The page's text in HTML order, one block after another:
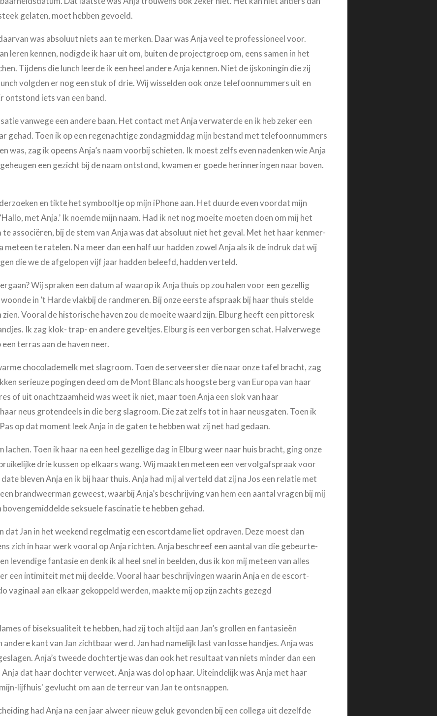
gelaten, moet hebben gevoeld.
was absoluut niets aan te merken. Daar was Anja veel te professioneel voor.
leren kennen, nodigde ik haar uit om, buiten de projectgroep om, eens samen in het
Tijdens die lunch leerde ik een heel andere Anja kennen. Niet de ijskoningin die zij
volgden er nog een stuk of drie. Wij wisselden ook onze telefoonnummers uit en
ontstond iets van een band.
vanwege een andere baan. Het contact met Anja verwaterde en ik heb zeker een
gehad. Toen ik op een regenachtige zondagmiddag mijn bestand met telefoonnummers
was, zag ik opeens Anja’s naam voorbij schieten. Ik moest zelfs even nadenken wie Anja
een gezicht bij de naam ontstond, kwamen er goede herinneringen naar boven.
en tikte het symbooltje op mijn iPhone aan. Het duurde even voordat mijn
met Anja.’ Ik noemde mijn naam. Had ik net nog moeite moeten doen om mij het
associëren, bij de stem van Anja was dat absoluut niet het geval. Met het haar kenmer-
meteen te ratelen. Na meer dan een half uur hadden zowel Anja als ik de indruk dat wij
die we de afgelopen vijf jaar hadden beleefd, hadden verteld.
Wij spraken een datum af waarop ik Anja thuis op zou halen voor een gezellig
woonde in ’t Harde vlakbij de randmeren. Bij onze eerste afspraak bij haar thuis stelde
Vooral de historische haven zou de moeite waard zijn. Elburg heeft een pittoresk
Ik zag klok- trap- en andere geveltjes. Elburg is een verborgen schat. Halverwege
terras aan de haven neer.
chocolademelk met slagroom. Toen de serveerster die naar onze tafel bracht, zag
serieuze pogingen deed om de Mont Blanc als hoogste berg van Europa van haar
of uit onachtzaamheid was weet ik niet, maar toen Anja een slok van haar
neus grotendeels in die berg slagroom. Die zat zelfs tot in haar neusgaten. Toen ik
op dat moment leek Anja in de gaten te hebben wat zij net had gedaan.
lachen. Toen ik haar na een heel gezellige dag in Elburg weer naar huis bracht, ging onze
drie kussen op elkaars wang. Wij maakten meteen een vervolgafspraak voor
bleven Anja en ik bij haar thuis. Anja had mij al verteld dat zij na Jos een relatie met
brandweerman geweest, waarbij Anja’s beschrijving van hem een aantal vragen bij mij
bovengemiddelde seksuele fascinatie te hebben gehad.
Jan in het weekend regelmatig een escortdame liet opdraven. Deze moest dan
zich in haar werk vooral op Anja richten. Anja beschreef een aantal van die gebeurte-
levendige fantasie en denk ik al heel snel in beelden, dus ik kon mij meteen van alles
een intimiteit met mij deelde. Vooral haar beschrijvingen waarin Anja en de escort-
vaginaal aan elkaar gekoppeld werden, maakte mij op zijn zachts gezegd
of biseksualiteit te hebben, had zij toch altijd aan Jan’s grollen en fantasieën
kant van Jan zichtbaar werd. Jan had namelijk last van losse handjes. Anja was
Anja’s tweede dochtertje was dan ook het resultaat van niets minder dan een
dat haar dochter verweet. Anja was dol op haar. Uiteindelijk was Anja met haar
lijfhuis' gevlucht om aan de terreur van Jan te ontsnappen.
had Anja na een jaar alweer nieuw geluk gevonden bij een collega uit dezelfde